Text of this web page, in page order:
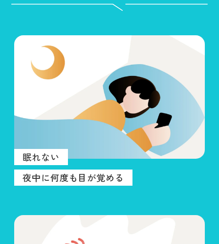
眠れない
夜中に何度も目が覚める